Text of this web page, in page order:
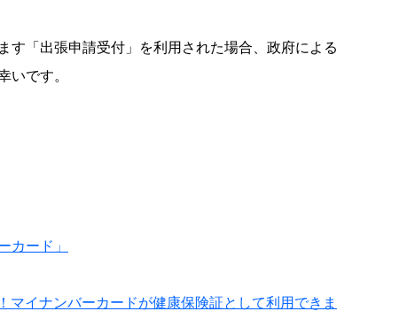
「出張申請受付」を利用された場合、政府による
いです。
カード」
イナンバーカードが健康保険証として利用できま